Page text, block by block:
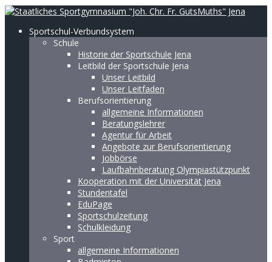
Sportschul-Verbundsystem
Schule
Historie der Sportschule Jena
Leitbild der Sportschule Jena
Unser Leitbild
Unser Leitfaden
Berufsorientierung
allgemeine Informationen
Beratungslehrer
Agentur für Arbeit
Angebote zur Berufsorientierung
Jobbörse
Laufbahnberatung Olympiastützpunkt
Kooperation mit der Universität Jena
Stundentafel
EduPage
Sportschulzeitung
Schulkleidung
Sport
allgemeine Informationen